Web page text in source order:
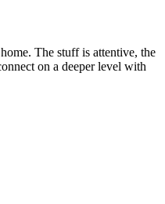
The stuff is attentive, the
on a deeper level with